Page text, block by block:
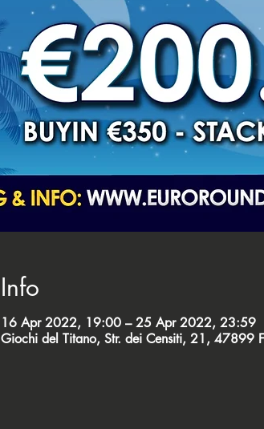
Info
16 Apr 2022, 19:00 – 25 Apr 2022, 23:59
Giochi del Titano, Str. dei Censiti, 21, 47899